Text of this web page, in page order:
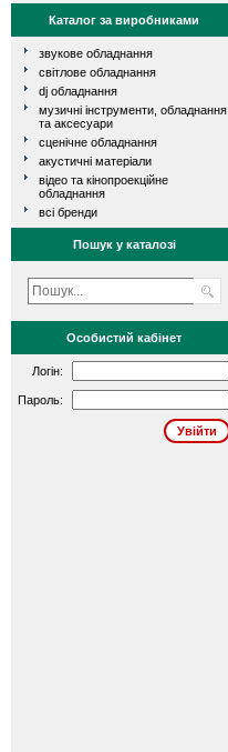
Каталог за виробниками
звукове обладнання
світлове обладнання
dj обладнання
музичні інструменти, обладнання
та аксесуари
сценічне обладнання
акустичні матеріали
відео та кінопроекційне
обладнання
всі бренди
Пошук у каталозі
Особистий кабінет
Логін:
Пароль: